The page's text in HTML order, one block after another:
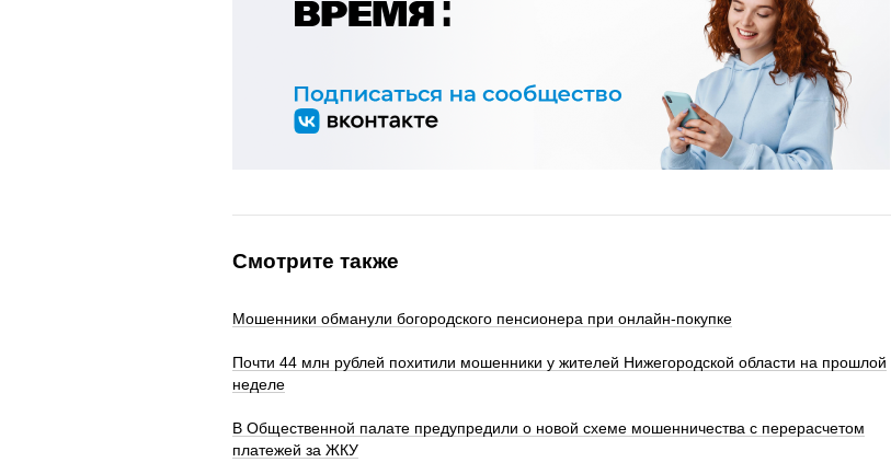
Смотрите также
Мошенники обманули богородского пенсионера при онлайн-покупке
Почти 44 млн рублей похитили мошенники у жителей Нижегородской области на прошлой
неделе
В Общественной палате предупредили о новой схеме мошенничества с перерасчетом
платежей за ЖКУ